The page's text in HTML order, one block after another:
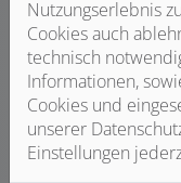
Wir verbauen
führender
Sie profitieren
Wir
Nutzungserlebnis
Cookies auch
technisch
Informationen,
Cookies und
unserer
Einstellungen